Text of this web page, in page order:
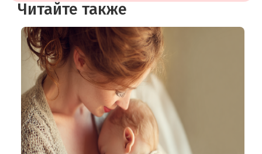
Читайте также